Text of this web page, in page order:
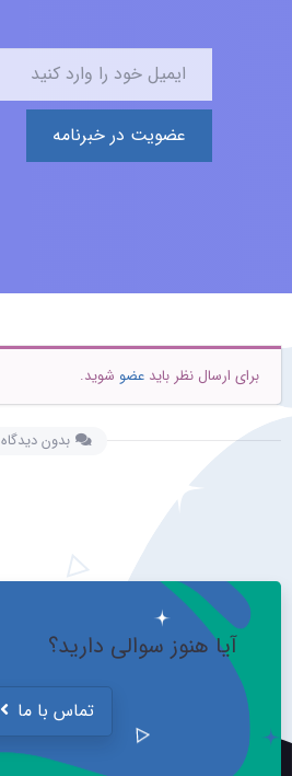
عضویت در خبرنامه
برای ارسال نظر باید عضو شوید.
بدون دیدگاه
آیا هنوز سوالی دارید؟
تماس با ما